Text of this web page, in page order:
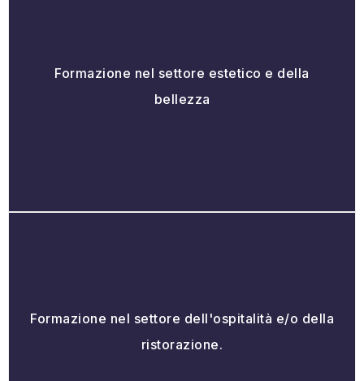
Formazione nel settore estetico e della
bellezza
Formazione nel settore dell'ospitalità e/o della
ristorazione.